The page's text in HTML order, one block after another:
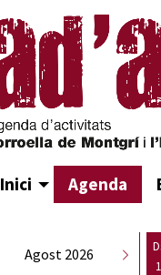
Inici Agenda
Agost 2026
1